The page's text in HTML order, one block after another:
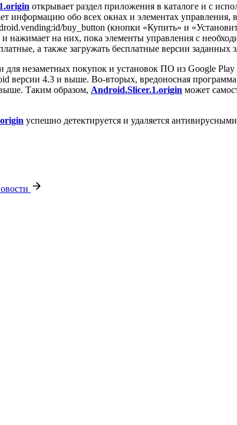
открывает раздел приложения в каталоге и с
информацию обо всех окнах и элементах
buy_button (кнопки «Купить» и
нажимает на них, пока элементы управления с
а также загружать бесплатные версии
для незаметных покупок и установок ПО из Google
версии 4.3 и выше. Во-вторых, вредоносная программа
Таким образом, Android.Slicer.1.origin может
успешно детектируется и удаляется